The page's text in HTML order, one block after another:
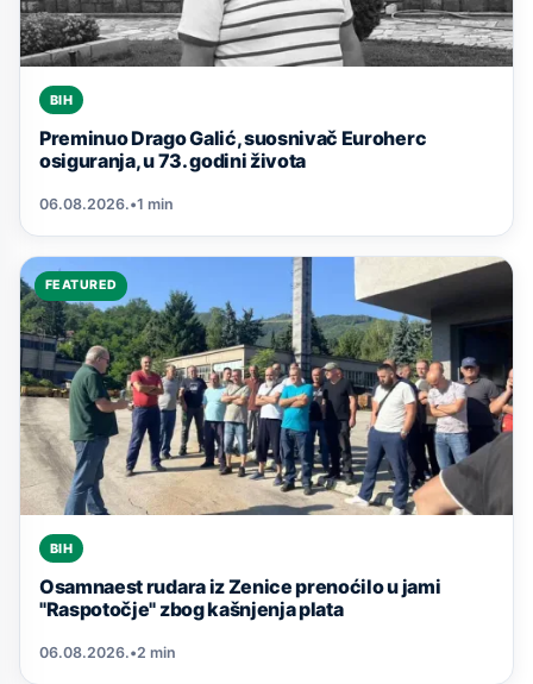
BIH
Preminuo Drago Galić, suosnivač Euroherc
osiguranja, u 73. godini života
06.08.2026.•1 min
FEATURED
BIH
Osamnaest rudara iz Zenice prenoćilo u jami
"Raspotočje" zbog kašnjenja plata
06.08.2026.•2 min